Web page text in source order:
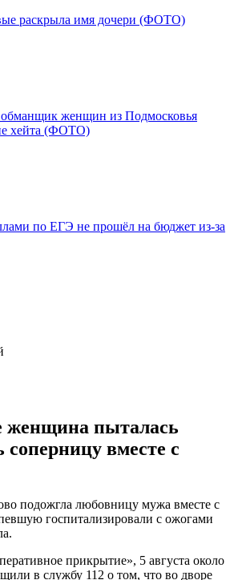
раскрыла имя дочери (ФОТО)
женщин из Подмосковья
хейта (ФОТО)
по ЕГЭ не прошёл на бюджет из-за
женщина пыталась
соперницу вместе с
подожгла любовницу мужа вместе с
госпитализировали с ожогами
прикрытие», 5 августа около
в службу 112 о том, что во дворе